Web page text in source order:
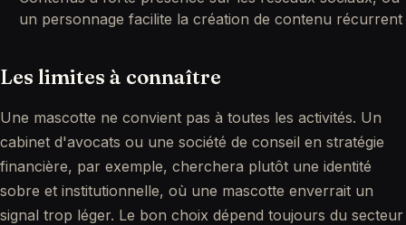
un personnage facilite la création de contenu récurrent
Les limites à connaître
Une mascotte ne convient pas à toutes les activités. Un
cabinet d'avocats ou une société de conseil en stratégie
financière, par exemple, cherchera plutôt une identité
sobre et institutionnelle, où une mascotte enverrait un
signal trop léger. Le bon choix dépend toujours du secteur